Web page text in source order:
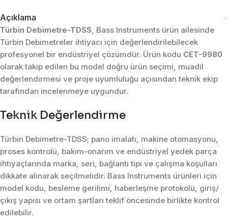
Açıklama
Türbin Debimetre-TDSS, Bass Instruments ürün ailesinde
Türbin Debimetreler ihtiyacı için değerlendirilebilecek
profesyonel bir endüstriyel çözümdür. Ürün kodu CET-9980
olarak takip edilen bu model doğru ürün seçimi, muadil
değerlendirmesi ve proje uyumluluğu açısından teknik ekip
tarafından incelenmeye uygundur.
Teknik Değerlendirme
Türbin Debimetre-TDSS; pano imalatı, makine otomasyonu,
proses kontrolü, bakım-onarım ve endüstriyel yedek parça
ihtiyaçlarında marka, seri, bağlantı tipi ve çalışma koşulları
dikkate alınarak seçilmelidir. Bass Instruments ürünleri için
model kodu, besleme gerilimi, haberleşme protokolü, giriş/
çıkış yapısı ve ortam şartları teklif öncesinde birlikte kontrol
edilebilir.